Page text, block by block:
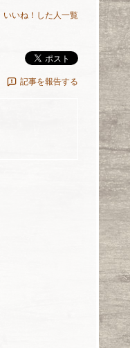
いいね！した人一覧
ポスト
記事を報告する